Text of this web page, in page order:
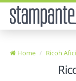
Home Ricoh